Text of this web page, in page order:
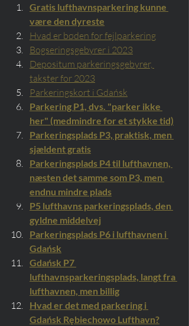
Gratis lufthavnsparkering kunne
være den dyreste
Hvad er bøden for fejlparkering
Bogseringsgebyrer i 2023
Depositum parkeringsgebyrer,
takster for 2023
Parkeringskort i Gdańsk
Parkering P1, dvs. "parker ikke
her" (medmindre for et stykke tid)
Parkeringsplads P3, praktisk, men
sjældent gratis
Parkeringsplads P4 til lufthavnen,
næsten det samme som P3, men
endnu mindre plads
P5 lufthavns parkeringsplads, den
gyldne middelvej
Parkeringsplads P6 i lufthavnen i
Gdańsk
Gdańsk P7
lufthavnsparkeringsplads, langt fra
lufthavnen, men billig
Hvad er det med parkering i
Gdańsk Rębiechowo Lufthavn?